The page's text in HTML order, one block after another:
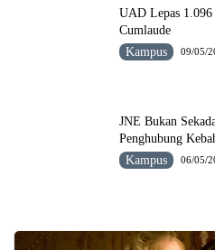
UAD Lepas
Cumlaude
Kampus
09/05/
JNE Bukan
Penghubung
Kampus
06/05/